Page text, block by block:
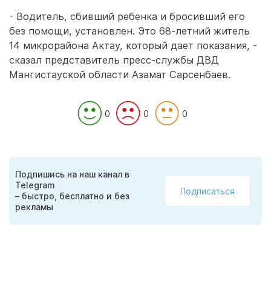
- Водитель, сбивший ребенка и бросивший его
без помощи, установлен. Это 68-летний житель
14 микрорайона Актау, который дает показания, -
сказал представитель пресс-службы ДВД
Мангистауской области Азамат Сарсенбаев.
0 0 0
Подпишись на наш канал в
Telegram
– быстро, бесплатно и без
рекламы
Подписаться